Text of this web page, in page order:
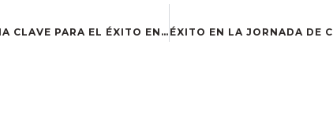
DESCUBRE LA ESTRATEGIA CLAVE PARA EL ÉXITO EN REDES SOCIALES CON NUESTRO PRÓXIMO EVENTO EN SANLÚCAR DE BARRAMEDA